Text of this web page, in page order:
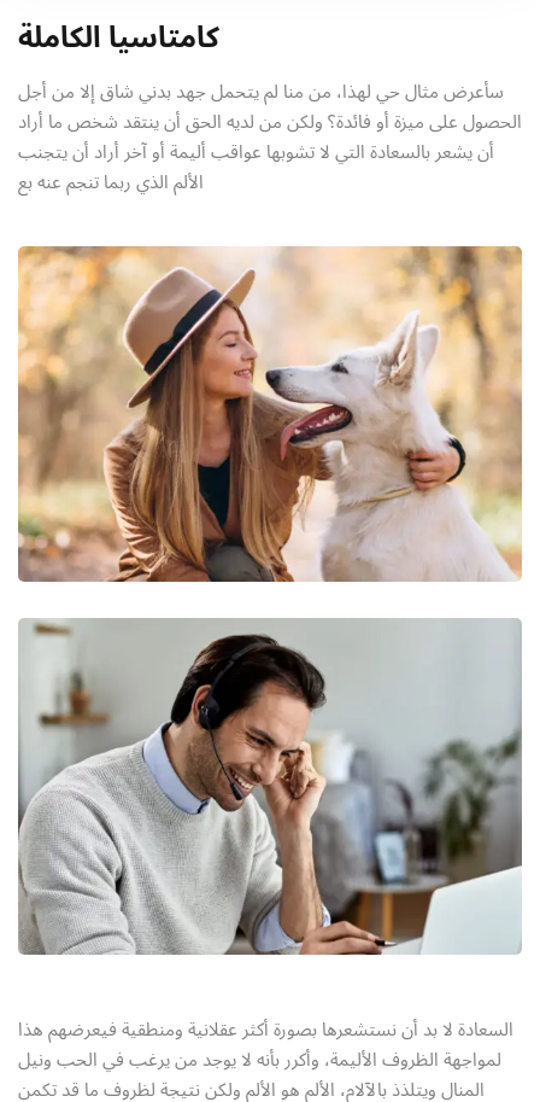
كامتاسيا الكاملة
سأعرض مثال حي لهذا، من منا لم يتحمل جهد بدني شاق إلا من أجل
الحصول على ميزة أو فائدة؟ ولكن من لديه الحق أن ينتقد شخص ما أراد
أن يشعر بالسعادة التي لا تشوبها عواقب أليمة أو آخر أراد أن يتجنب
الألم الذي ربما تنجم عنه بع
السعادة لا بد أن نستشعرها بصورة أكثر عقلانية ومنطقية فيعرضهم هذا
لمواجهة الظروف الأليمة، وأكرر بأنه لا يوجد من يرغب في الحب ونيل
المنال ويتلذذ بالآلام، الألم هو الألم ولكن نتيجة لظروف ما قد تكمن